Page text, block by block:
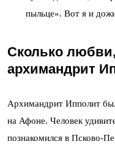
пыльце». Вот я и
Сколько
архимандрит
Архимандрит Ипполит
на Афоне. Человек
познакомился в Псково-